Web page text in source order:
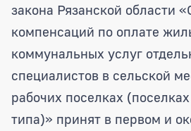
закона Рязанской области
компенсаций по оплате
коммунальных услуг
специалистов в сельской
рабочих поселках
типа)» принят в первом и